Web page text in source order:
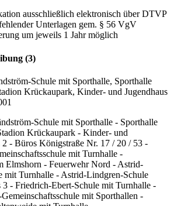
ausschließlich elektronisch über DTVP
Unterlagen gem. § 56 VgV
um jeweils 1 Jahr möglich
(3)
Schule mit Sporthalle, Sporthalle
Krückaupark, Kinder- und Jugendhaus
Schule mit Sporthalle - Sporthalle
Krückaupark - Kinder- und
2 - Büros Königstraße Nr. 17 / 20 / 53 -
mit Turnhalle -
Elmshorn - Feuerwehr Nord - Astrid-
mit Turnhalle - Astrid-Lindgren-Schule
3 - Friedrich-Ebert-Schule mit Turnhalle -
mit Sporthallen -